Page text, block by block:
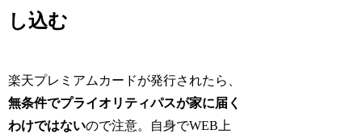
し込む
楽天プレミアムカードが発行されたら、
無条件でプライオリティパスが家に届く
わけではないので注意。自身でWEB上